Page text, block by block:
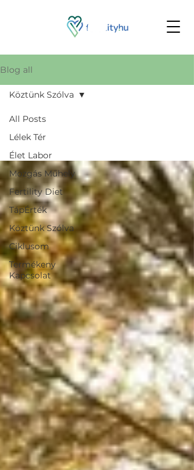
Blog all
All Posts
Lélek Tér
Élet Labor
Mozgás Műhely
Fertility Diet
TápÉrték
Köztünk Szólva
Ciklusom
Termékeny
Kapcsolat
Köztünk Szólva